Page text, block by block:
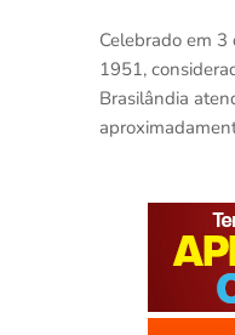
Celebrado em 3
1951,
Brasilândia